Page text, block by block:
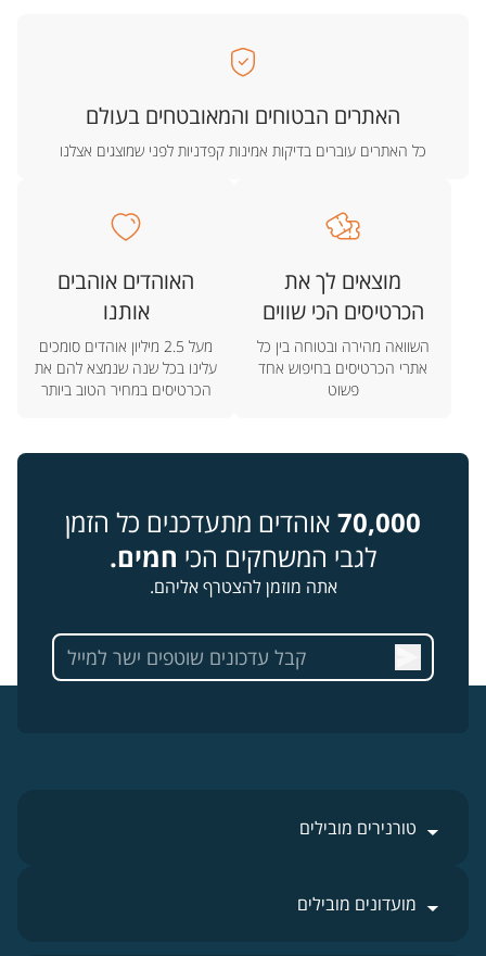
האתרים הבטוחים והמאובטחים בעולם
כל האתרים עוברים בדיקות אמינות קפדניות לפני שמוצגים אצלנו
מוצאים לך את
הכרטיסים הכי שווים
השוואה מהירה ובטוחה בין כל
אתרי הכרטיסים בחיפוש אחד
פשוט
האוהדים אוהבים
אותנו
מעל 2.5 מיליון אוהדים סומכים
עלינו בכל שנה שנמצא להם את
הכרטיסים במחיר הטוב ביותר
70,000 אוהדים מתעדכנים כל הזמן
לגבי המשחקים הכי חמים.
אתה מוזמן להצטרף אליהם.
טורנירים מובילים
מועדונים מובילים